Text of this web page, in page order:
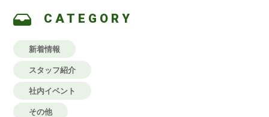
CATEGORY
新着情報
スタッフ紹介
社内イベント
その他